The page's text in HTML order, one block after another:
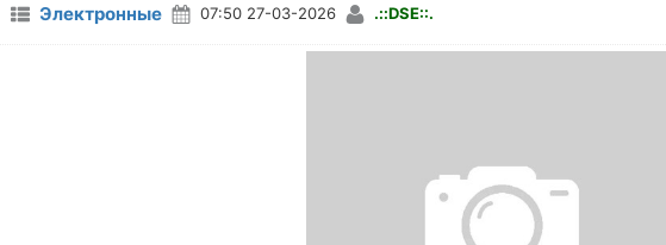
Электронные 07:50 27-03-2026 .::DSE::.